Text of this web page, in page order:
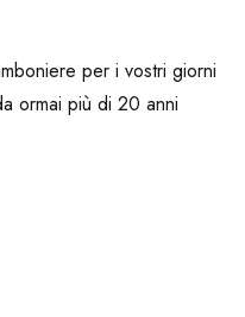
per i vostri giorni
ormai più di 20 anni